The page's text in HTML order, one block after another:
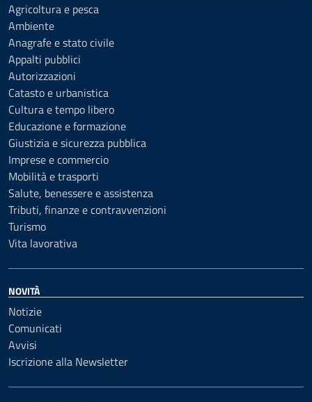
Agricoltura e pesca
Ambiente
Anagrafe e stato civile
Appalti pubblici
Autorizzazioni
Catasto e urbanistica
Cultura e tempo libero
Educazione e formazione
Giustizia e sicurezza pubblica
Imprese e commercio
Mobilità e trasporti
Salute, benessere e assistenza
Tributi, finanze e contravvenzioni
Turismo
Vita lavorativa
NOVITÀ
Notizie
Comunicati
Avvisi
Iscrizione alla Newsletter